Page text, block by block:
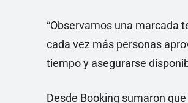
“Observamos una marcada
cada vez más personas
tiempo y asegurarse
Desde Booking sumaron